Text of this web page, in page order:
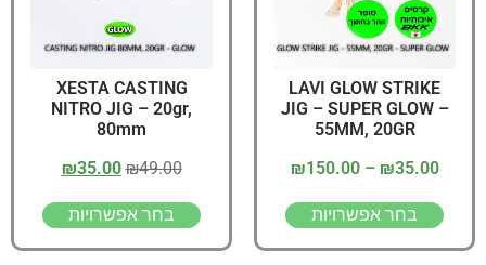
LAVI GLOW STRIKE
JIG – SUPER GLOW –
55MM, 20GR
₪35.00
–
₪150.00
בחר אפשרויות
XESTA CASTING
NITRO JIG – 20gr,
80mm
₪49.00
₪35.00
בחר אפשרויות